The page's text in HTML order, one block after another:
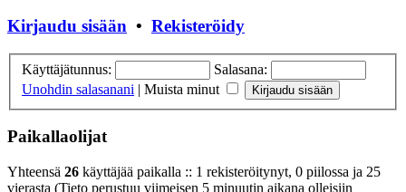
Kirjaudu sisään • Rekisteröidy
Käyttäjätunnus:
Salasana:
Unohdin salasanani | Muista minut
Paikallaolijat
Yhteensä 26 käyttäjää paikalla :: 1 rekisteröitynyt, 0 piilossa ja 25
vierasta (Tieto perustuu viimeisen 5 minuutin aikana olleisiin